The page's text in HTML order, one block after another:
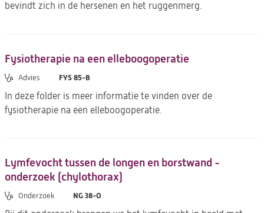
bevindt zich in de hersenen en het ruggenmerg.
Fysiotherapie na een elleboogoperatie
Advies FYS 85-B
In deze folder is meer informatie te vinden over de
fysiotherapie na een elleboogoperatie.
Lymfevocht tussen de longen en borstwand -
onderzoek (chylothorax)
Onderzoek NG 38-O